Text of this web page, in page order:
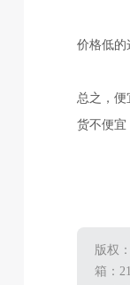
价格低的
总之，便
货不便宜
版权
箱：